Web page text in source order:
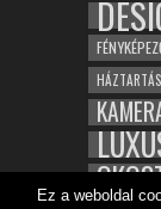
HÁZTARTÁS
Ez a weboldal